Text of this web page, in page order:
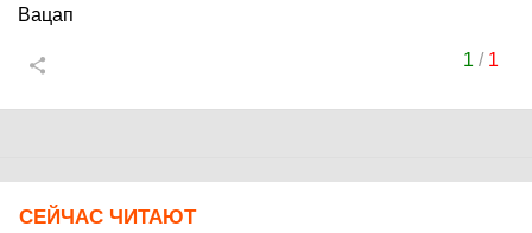
Вацап
1 / 1
СЕЙЧАС ЧИТАЮТ